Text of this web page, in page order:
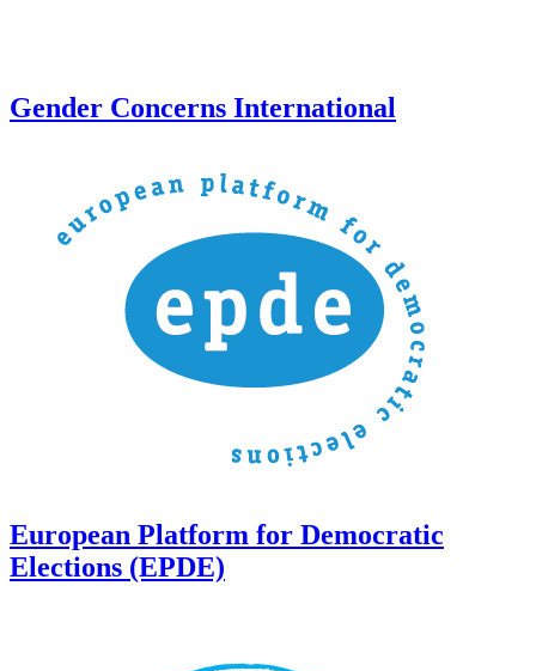
Gender Concerns International
European Platform for Democratic
Elections (EPDE)